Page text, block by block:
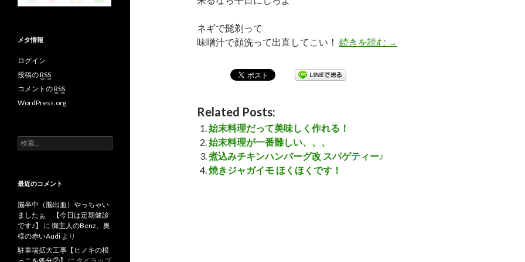
ネギで髭剃って
味噌汁で顔洗って出直してこい！ 続きを読む 今夜は「オニオンベーコンエッ
→
Related Posts:
始末料理だって美味しく作れる！
始末料理が一番難しい、、、
煮込みチキンハンバーグ改 スパゲティー♪
焼きジャガイモ ほくほくです！
メタ情報
ログイン
投稿のRSS
コメントのRSS
WordPress.org
検
索
最近のコメント
脳卒中（脳出血）やっちゃい
ましたぁ 【今日は定期健診
です♪】
に 御主人のBenz、奥
様の赤いAudi より
駐車場拡大工事【ヒノキの根